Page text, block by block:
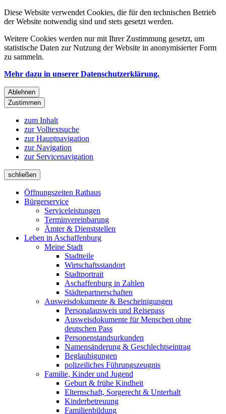
Diese Website verwendet Cookies, die für den technischen Betrieb
der Website notwendig sind und stets gesetzt werden.
Weitere Cookies werden nur mit Ihrer Zustimmung gesetzt, um
statistische Daten zur Nutzung der Website in anonymisierter Form
zu sammeln.
Mehr dazu in unserer Datenschutzerklärung.
Ablehnen
Zustimmen
zum Inhalt
zur Volltextsuche
zur Hauptnavigation
zur Navigation
zur Servicenavigation
schließen
Öffnungszeiten Rathaus
Bürgerservice
Serviceleistungen
Terminvereinbarung
Ämter & Dienststellen
Leben in Aschaffenburg
Meine Stadt
Stadtteile
Wirtschaftsstandort
Stadtportrait
Aschaffenburg in Zahlen
Städtepartnerschaften
Ausweisdokumente & Bescheinigungen
Personalausweis und Reisepass
Ausweisdokumente für Menschen ohne
deutschen Pass
Personenstandsurkunden
Namensänderung & Geschlechtseintrag
Beglaubigungen
polizeiliches Führungszeugnis
Familie, Kinder und Jugend
Geburt & frühe Kindheit
Elternschaft, Sorgerecht & Unterhalt
Kinderbetreuung
Familienbildung